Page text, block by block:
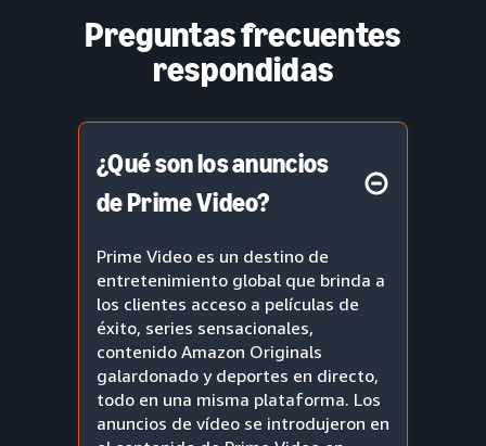
Preguntas frecuentes
respondidas
¿Qué son los anuncios
de Prime Video?
Prime Video es un destino de
entretenimiento global que brinda a
los clientes acceso a películas de
éxito, series sensacionales,
contenido Amazon Originals
galardonado y deportes en directo,
todo en una misma plataforma. Los
anuncios de vídeo se introdujeron en